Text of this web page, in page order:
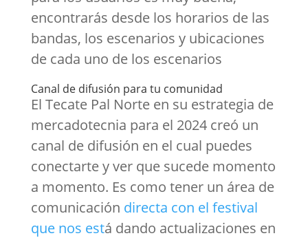
encontrarás desde los horarios de las
bandas, los escenarios y ubicaciones
de cada uno de los escenarios
Canal de difusión para tu comunidad
El Tecate Pal Norte en su estrategia de
mercadotecnia para el 2024 creó un
canal de difusión en el cual puedes
conectarte y ver que sucede momento
a momento. Es como tener un área de
comunicación directa con el festival
que nos está dando actualizaciones en